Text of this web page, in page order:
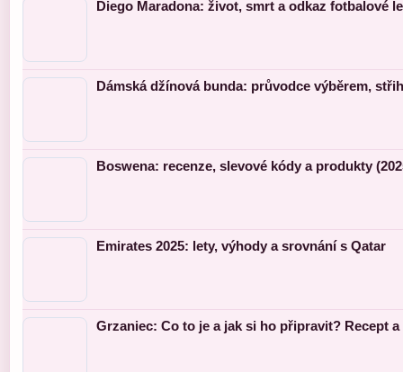
Diego Maradona: život, smrt a odkaz fotbalové
Dámská džínová bunda: průvodce výběrem,
Boswena: recenze, slevové kódy a produkty
Emirates 2025: lety, výhody a srovnání s Qatar
Grzaniec: Co to je a jak si ho připravit? Recept